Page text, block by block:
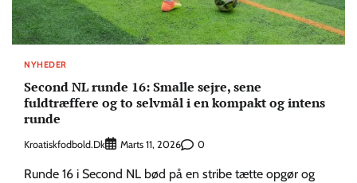
NYHEDER
Second NL runde 16: Smalle sejre, sene
fuldtræffere og to selvmål i en kompakt og intens
runde
Kroatiskfodbold.dk Marts 11, 2026 0
Runde 16 i Second NL bød på en stribe tætte opgør og